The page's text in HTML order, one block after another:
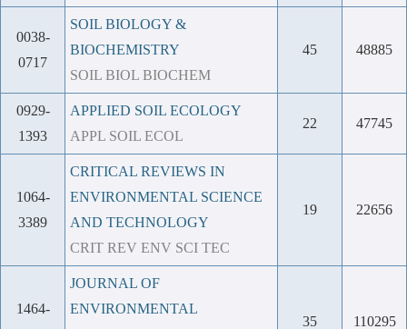
0038-
0717
SOIL BIOLOGY &
BIOCHEMISTRY
SOIL BIOL BIOCHEM
45 48885
0929-
1393
APPLIED SOIL ECOLOGY
APPL SOIL ECOL
22 47745
1064-
3389
CRITICAL REVIEWS IN
ENVIRONMENTAL SCIENCE
AND TECHNOLOGY
CRIT REV ENV SCI TEC
19 22656
1464-
JOURNAL OF
ENVIRONMENTAL
35 110295